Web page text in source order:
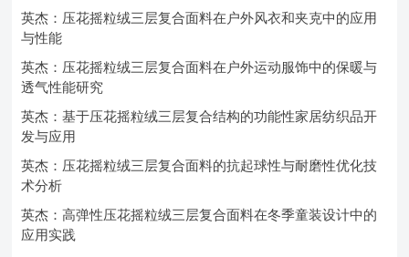
英杰：压花摇粒绒三层复合面料在户外风衣和夹克中的应用
与性能
英杰：压花摇粒绒三层复合面料在户外运动服饰中的保暖与
透气性能研究
英杰：基于压花摇粒绒三层复合结构的功能性家居纺织品开
发与应用
英杰：压花摇粒绒三层复合面料的抗起球性与耐磨性优化技
术分析
英杰：高弹性压花摇粒绒三层复合面料在冬季童装设计中的
应用实践